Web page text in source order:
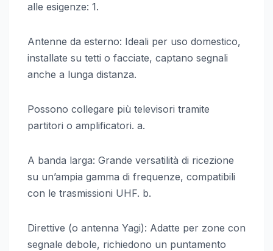
alle esigenze: 1.
Antenne da esterno: Ideali per uso domestico,
installate su tetti o facciate, captano segnali
anche a lunga distanza.
Possono collegare più televisori tramite
partitori o amplificatori. a.
A banda larga: Grande versatilità di ricezione
su un’ampia gamma di frequenze, compatibili
con le trasmissioni UHF. b.
Direttive (o antenna Yagi): Adatte per zone con
segnale debole, richiedono un puntamento